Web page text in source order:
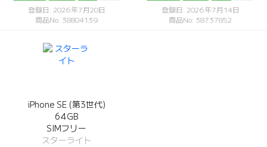
登録日: 2026年7月20日
商品No: 38804139
登録日: 2026年7月14日
商品No: 38737852
iPhone SE (第3世代)
64GB
SIMフリー
スターライト